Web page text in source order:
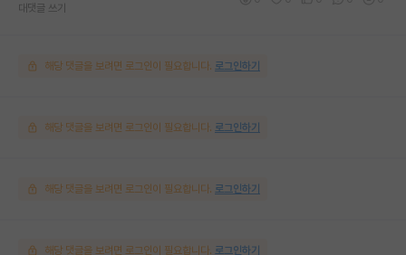
대댓글 쓰기
해당 댓글을 보려면 로그인이 필요합니다. 로그인하기
해당 댓글을 보려면 로그인이 필요합니다. 로그인하기
해당 댓글을 보려면 로그인이 필요합니다. 로그인하기
해당 댓글을 보려면 로그인이 필요합니다. 로그인하기